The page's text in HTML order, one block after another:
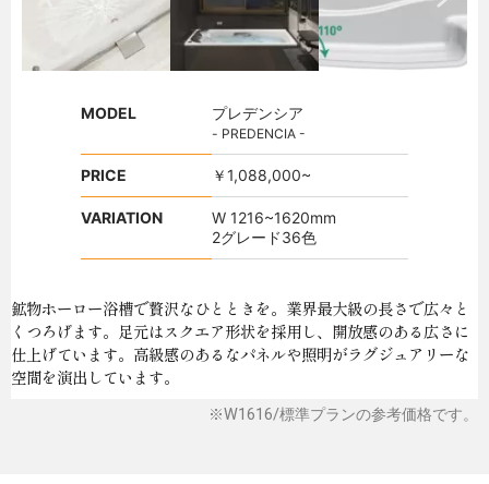
MODEL プレデンシア
- PREDENCIA -
PRICE ￥1,088,000~
VARIATION
W 1216~1620mm
2グレード36色
鉱物ホーロー浴槽で贅沢なひとときを。業界最大級の長さで広々と
くつろげます。足元はスクエア形状を採用し、開放感のある広さに
仕上げています。高級感のあるなパネルや照明がラグジュアリーな
空間を演出しています。
※W1616/標準プランの参考価格です。